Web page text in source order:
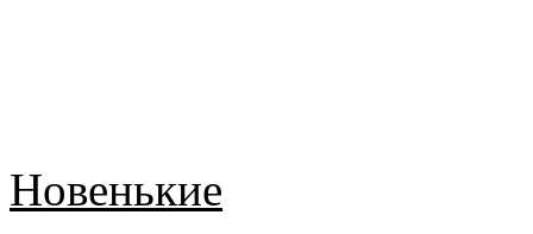
Новенькие